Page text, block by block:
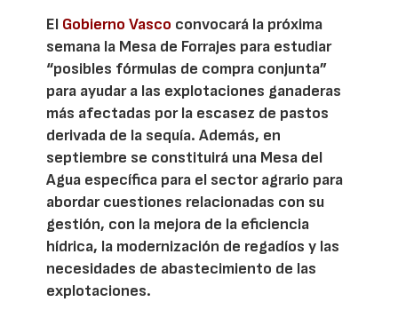
El Gobierno Vasco convocará la próxima
semana la Mesa de Forrajes para estudiar
“posibles fórmulas de compra conjunta”
para ayudar a las explotaciones ganaderas
más afectadas por la escasez de pastos
derivada de la sequía. Además, en
septiembre se constituirá una Mesa del
Agua específica para el sector agrario para
abordar cuestiones relacionadas con su
gestión, con la mejora de la eficiencia
hídrica, la modernización de regadíos y las
necesidades de abastecimiento de las
explotaciones.